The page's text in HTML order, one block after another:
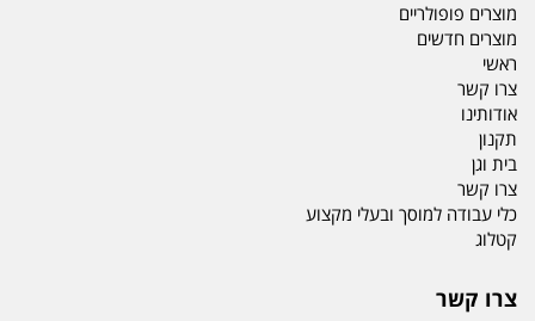
מוצרים פופולריים
מוצרים חדשים
ראשי
צרו קשר
אודותינו
תקנון
בית וגן
צרו קשר
כלי עבודה למוסך ובעלי מקצוע
קטלוג
צרו קשר